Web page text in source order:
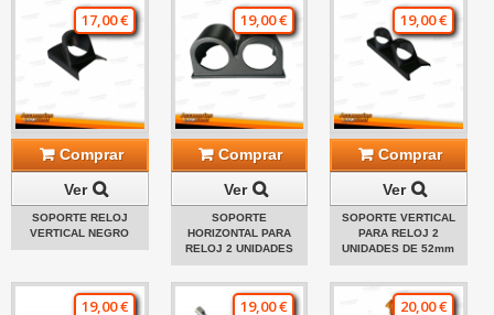
17,00 €
Comprar
Ver
SOPORTE RELOJ
VERTICAL NEGRO
19,00 €
Comprar
Ver
SOPORTE
HORIZONTAL PARA
RELOJ 2 UNIDADES
19,00 €
Comprar
Ver
SOPORTE VERTICAL
PARA RELOJ 2
UNIDADES DE 52mm
19,00 € 19,00 € 20,00 €